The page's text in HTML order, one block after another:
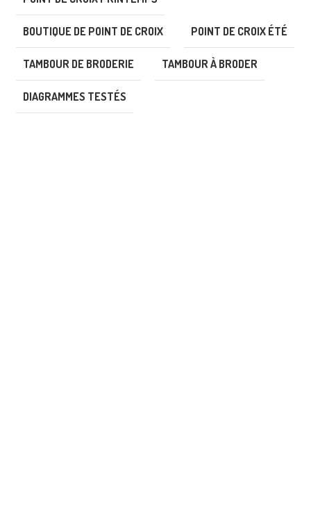
BOUTIQUE DE POINT DE CROIX POINT DE CROIX ÉTÉ
TAMBOUR DE BRODERIE TAMBOUR À BRODER
DIAGRAMMES TESTÉS